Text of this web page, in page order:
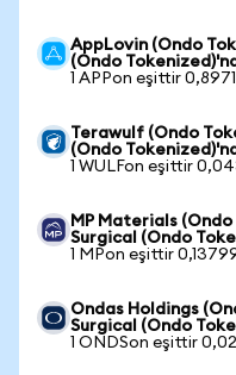
AppLovin (Ondo
(Ondo
1 APPon eşittir
Terawulf (Ondo
(Ondo
1 WULFon eşittir
MP Materials
Surgical (Ondo
1 MPon eşittir
Ondas Holdings
Surgical (Ondo
1 ONDSon eşittir